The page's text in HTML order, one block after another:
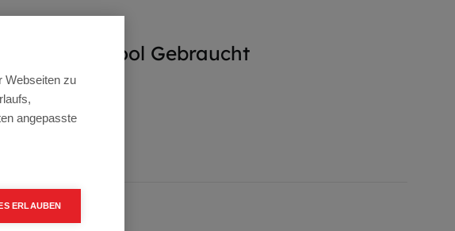
Festool Gebraucht
Gebraucht-0006
Webseiten zu
angepasste
ERLAUBEN